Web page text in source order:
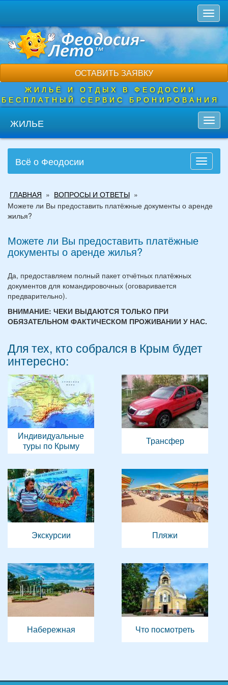
основному
содержанию
ОСТАВИТЬ ЗАЯВКУ
ЖИЛЬЁ И ОТДЫХ В ФЕОДОСИИ
БЕСПЛАТНЫЙ СЕРВИС БРОНИРОВАНИЯ
ЖИЛЬЕ
Toggle
Всё о Феодосии
здесь
ГЛАВНАЯ » ВОПРОСЫ И ОТВЕТЫ »
Можете ли Вы предоставить платёжные документы о аренде
жилья?
Можете ли Вы предоставить платёжные
документы о аренде жилья?
Да, предоставляем полный пакет отчётных платёжных
документов для командировочных (оговаривается
предварительно).
ВНИМАНИЕ: ЧЕКИ ВЫДАЮТСЯ ТОЛЬКО ПРИ
ОБЯЗАТЕЛЬНОМ ФАКТИЧЕСКОМ ПРОЖИВАНИИ У НАС.
Для тех, кто собрался в Крым будет
интересно:
Индивидуальные
туры по Крыму
Трансфер
Экскурсии Пляжи
Набережная Что посмотреть